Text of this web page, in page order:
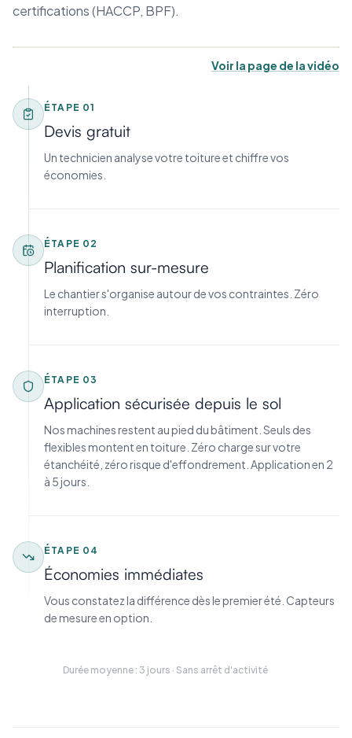
certifications (HACCP, BPF).
Voir la page de la vidéo
ÉTAPE 01
Devis gratuit
Un technicien analyse votre toiture et chiffre vos
économies.
ÉTAPE 02
Planification sur-mesure
Le chantier s'organise autour de vos contraintes. Zéro
interruption.
ÉTAPE 03
Application sécurisée depuis le sol
Nos machines restent au pied du bâtiment. Seuls des
flexibles montent en toiture. Zéro charge sur votre
étanchéité, zéro risque d'effondrement. Application en 2
à 5 jours.
ÉTAPE 04
Économies immédiates
Vous constatez la différence dès le premier été. Capteurs
de mesure en option.
Durée moyenne : 3 jours · Sans arrêt d'activité